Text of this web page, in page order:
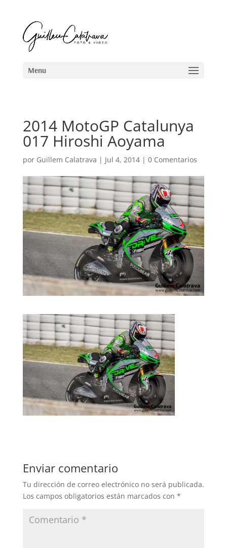
2014 MotoGP Catalunya
017 Hiroshi Aoyama
por Guillem Calatrava | Jul 4, 2014| 0 Comentarios
Enviar comentario
Tu dirección de correo electrónico no será publicada.
Los campos obligatorios están marcados con *